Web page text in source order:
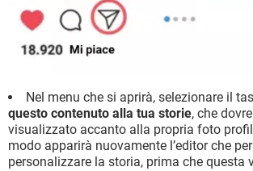
Nel menu che si aprirà, selezionare il
questo contenuto alla tua storie, che
visualizzato accanto alla propria foto
modo apparirà nuovamente l’editor che
personalizzare la storia, prima che questa